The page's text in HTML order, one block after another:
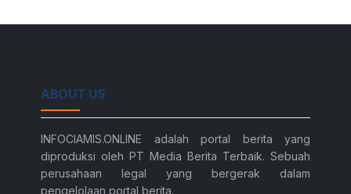
ABOUT US
INFOCIAMIS.ONLINE adalah portal berita yang
diproduksi oleh PT Media Berita Terbaik. Sebuah
perusahaan legal yang bergerak dalam
pengelolaan portal berita.